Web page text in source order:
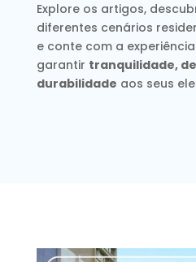
Explore os artigos,
diferentes cenários
e conte com a
garantir tranquilidade,
durabilidade aos seus